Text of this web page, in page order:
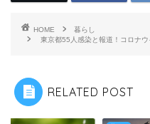
HOME
暮らし
東京都55人感染と報道！コロナ
RELATED POST